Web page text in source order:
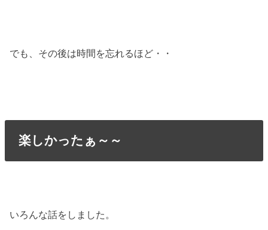
でも、その後は時間を忘れるほど・・
楽しかったぁ～～
いろんな話をしました。